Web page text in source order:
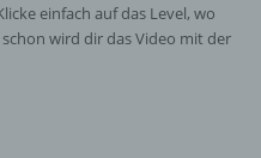
einfach auf das Level, wo
wird dir das Video mit der